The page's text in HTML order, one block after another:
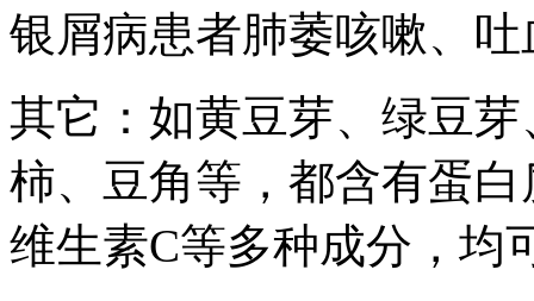
银屑病患者肺萎咳嗽、
其它：如黄豆芽、绿豆
柿、豆角等，都含有蛋
维生素C等多种成分，均